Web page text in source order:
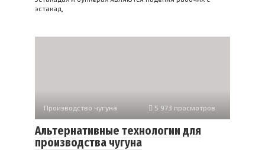
эстакад,
Производство чугуна 5 973 просмотров
Альтернативные технологии для
производства чугуна